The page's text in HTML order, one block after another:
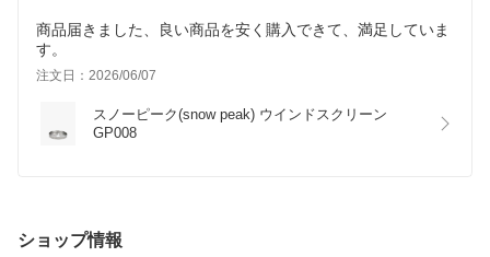
商品届きました、良い商品を安く購入できて、満足していま
す。
注文日：2026/06/07
スノーピーク(snow peak) ウインドスクリーン
GP008
ショップ情報